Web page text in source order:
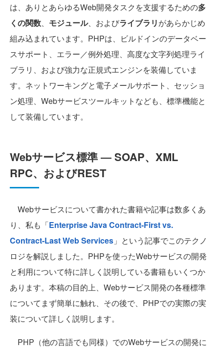
は、ありとあらゆるWeb開発タスクを支援するための多
くの関数、 モジュール、およびライブラリがあらかじめ
組み込まれています。PHPは、ビルドインのデータベー
スサポート、エラー／例外処理、高度な文字列処理ライ
ブラリ、および強力な正規式エンジンを装備していま
す。ネットワーキングと電子メールサポート、セッショ
ン処理、Webサービスツールキットなども、標準機能と
して装備しています。
Webサービス標準 ― SOAP、XML
RPC、およびREST
Webサービスについて書かれた書籍や記事は数多くあ
り、私も「Enterprise Java Contract-First vs.
Contract-Last Web Services 」という記事でこのテクノ
ロジを解説しました。PHPを使ったWebサービスの開発
と利用について特に詳しく説明している書籍もいくつか
あります。本稿の目的上、Webサービス開発の各種標準
についてまず簡単に触れ、その後で、PHPでの実際の実
装について詳しく説明します。
PHP（他の言語でも同様）でのWebサービスの開発に